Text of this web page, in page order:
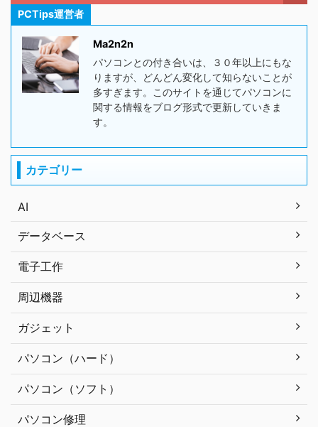
PCTips運営者
Ma2n2n
パソコンとの付き合いは、３０年以上にもな
りますが、どんどん変化して知らないことが
多すぎます。このサイトを通じてパソコンに
関する情報をブログ形式で更新していきま
す。
カテゴリー
AI
データベース
電子工作
周辺機器
ガジェット
パソコン（ハード）
パソコン（ソフト）
パソコン修理